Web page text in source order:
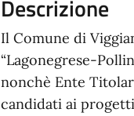
Descrizione
Il Comune di
“Lagonegrese-
nonchè Ente
candidati ai